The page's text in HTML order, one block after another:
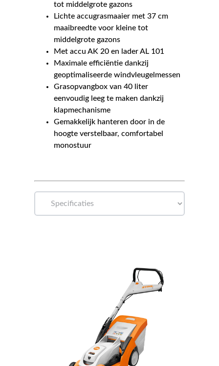
tot middelgrote gazons
Lichte accugrasmaaier met 37 cm
maaibreedte voor kleine tot
middelgrote gazons
Met accu AK 20 en lader AL 101
Maximale efficiëntie dankzij
geoptimaliseerde windvleugelmessen
Grasopvangbox van 40 liter
eenvoudig leeg te maken dankzij
klapmechanisme
Gemakkelijk hanteren door in de
hoogte verstelbaar, comfortabel
monostuur